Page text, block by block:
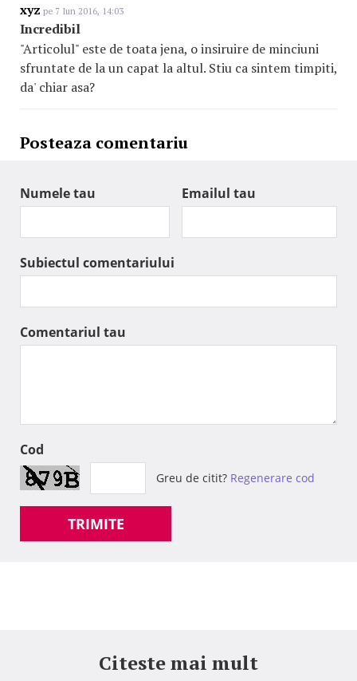
xyz pe 7 Iun 2016, 14:03
Incredibil
"Articolul" este de toata jena, o insiruire de minciuni
sfruntate de la un capat la altul. Stiu ca sintem timpiti,
da' chiar asa?
Posteaza comentariu
Numele tau Emailul tau
Subiectul comentariului
Comentariul tau
Cod
Greu de citit? Regenerare cod
TRIMITE
Citeste mai mult